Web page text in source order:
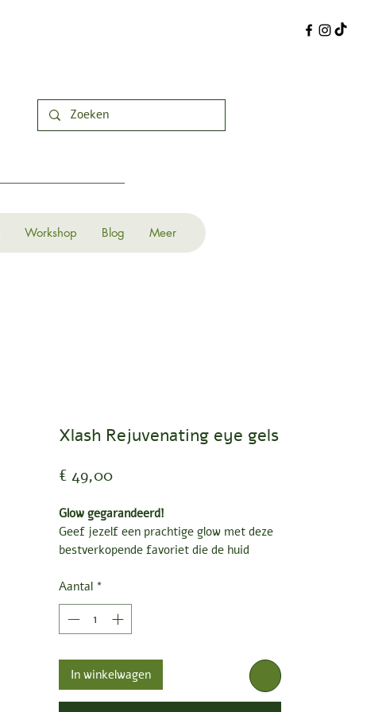
Workshop Blog Meer
Xlash Rejuvenating eye gels
€ 49,00Prijs
Glow gegarandeerd!
Geef jezelf een prachtige glow met deze
bestverkopende favoriet die de huid
voller doet aanvoelen.
Onze Rejuvenating Eye Gels zijn dé
must-have voor de droge huid. De
hyaluronzuur, versterkende aminozuren
en kalmerende lavendel.
Hyaluronzuur bindt vocht en houdt het
Aantal *
In winkelwagen